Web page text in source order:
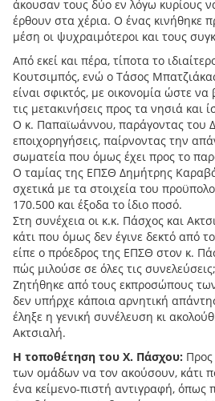
άκουσαν τους δύο εν λόγω κυρίους
έρθουν στα χέρια. Ο ένας κινήθηκε
μέση οι ψυχραιμότεροι και τους
Από εκεί και πέρα, τίποτα το
Κουτσιμπός, ενώ ο Τάσος
είναι σφικτός, με οικονομία ώστε
τις μετακινήσεις προς τα νησιά και
Ο κ. Παπαϊωάννου, παράγοντας του
εποιχορηγήσεις, παίρνοντας την
σωματεία που όμως έχει προς το
Ο ταμίας της ΕΠΣΘ Δημήτρης
σχετικά με τα στοιχεία του
170.500 και έξοδα το ίδιο ποσό.
Στη συνέχεια οι κ.κ. Πάσχος και
κάτι που όμως δεν έγινε δεκτό από
είπε ο πρόεδρος της ΕΠΣΘ στον κ.
πώς μιλούσε σε όλες τις
Ζητήθηκε από τους εκπροσώπους
δεν υπήρχε κάποια αρνητική
έληξε η γενική συνέλευση κι
Ακτσιαλή.
Η τοποθέτηση του Χ. Πάσχου:
των ομάδων να τον ακούσουν, κάτι
ένα κείμενο-πιστή αντιγραφή, όπως